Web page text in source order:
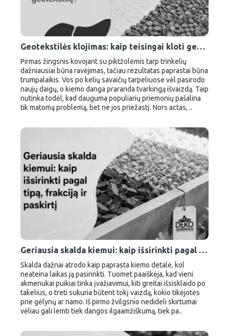
Geotekstilės klojimas: kaip teisingai kloti geotekstilę?
Pirmas žingsnis kovojant su piktžolėmis tarp trinkelių
dažniausiai būna ravėjimas, tačiau rezultatas paprastai būna
trumpalaikis. Vos po kelių savaičių tarpeliuose vėl pasirodo
naujų daigų, o kiemo danga praranda tvarkingą išvaizdą. Taip
nutinka todėl, kad dauguma populiarių priemonių pašalina
tik matomą problemą, bet ne jos priežastį. Nors actas, ..
Geriausia skalda kiemui: kaip išsirinkti pagal tipą, frakciją ir paskirtį
Skalda dažnai atrodo kaip paprasta kiemo detalė, kol
neateina laikas ją pasirinkti. Tuomet paaiškėja, kad vieni
akmenukai puikiai tinka įvažiavimui, kiti greitai išsisklaido po
takelius, o treti sukuria būtent tokį vaizdą, kokio tikėjotės
prie gėlynų ar namo. Iš pirmo žvilgsnio nedideli skirtumai
vėliau gali lemti tiek dangos ilgaamžiškumą, tiek pa..